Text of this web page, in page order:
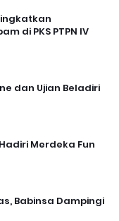
di PKS PTPN IV
dan Ujian Beladiri
Merdeka Fun
Babinsa Dampingi